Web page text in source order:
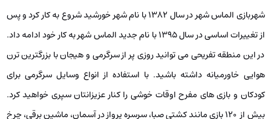
شهربازی الماس شهر در سال ۱۳۸۲ با نام شهر خورشید شروع به کار کرد و پس
از تغییرات اساسی در سال ۱۳۹۵ با نام جدید الماس شهر به کار خود ادامه داد.
در این منطقه تفریحی می توانید روزی پر از سرگرمی و هیجان با بزرگترین ترن
هوایی خاورمیانه داشته باشید. با استفاده از انواع وسایل سرگرمی برای
کودکان و بازی های مفرح اوقات خوشی را کنار عزیزان­تان سپری خواهید کرد.
بیش از 120 بازی مانند کشتی صبا، سرسره پرواز در آسمان، ماشین برقی، چرخ